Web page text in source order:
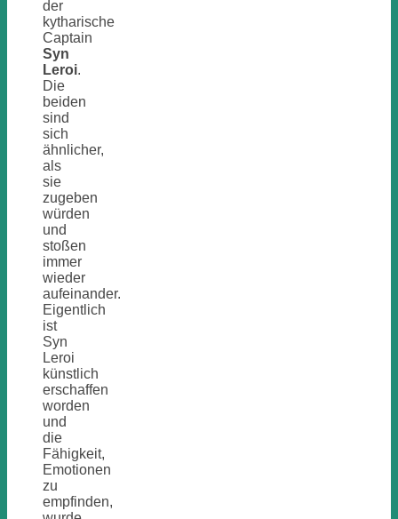
der
kytharische
Captain
Syn
Leroi.
Die
beiden
sind
sich
ähnlicher,
als
sie
zugeben
würden
und
stoßen
immer
wieder
aufeinander.
Eigentlich
ist
Syn
Leroi
künstlich
erschaffen
worden
und
die
Fähigkeit,
Emotionen
zu
empfinden,